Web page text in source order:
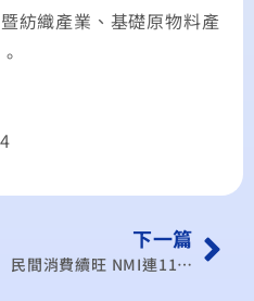
紡織產業、基礎原物料產
下一篇
民間消費續旺 NMI連11月擴張